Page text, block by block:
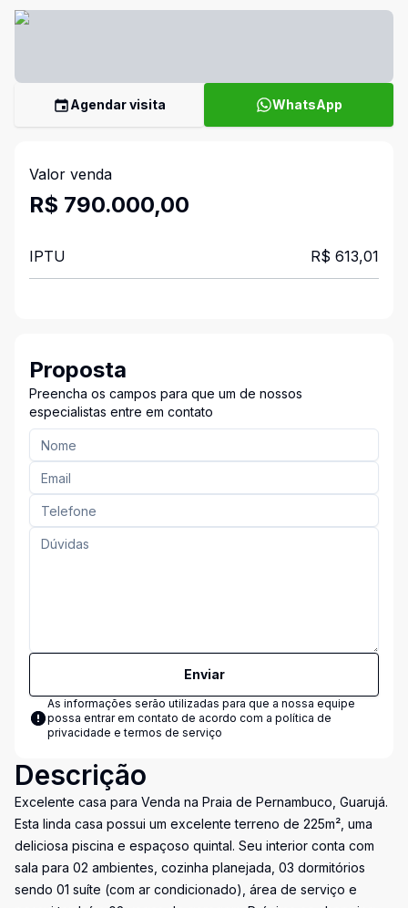
Agendar visita WhatsApp
Valor venda
R$ 790.000,00
IPTU R$ 613,01
Proposta
Preencha os campos para que um de nossos
especialistas entre em contato
Enviar
As informações serão utilizadas para que a nossa equipe
possa entrar em contato de acordo com a política de
privacidade e termos de serviço
Descrição
Excelente casa para Venda na Praia de Pernambuco, Guarujá.
Esta linda casa possui um excelente terreno de 225m², uma
deliciosa piscina e espaçoso quintal. Seu interior conta com
sala para 02 ambientes, cozinha planejada, 03 dormitórios
sendo 01 suíte (com ar condicionado), área de serviço e